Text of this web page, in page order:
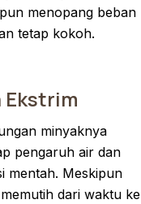
menopang beban
tetap kokoh.
Ekstrim
minyaknya
pengaruh air dan
mentah. Meskipun
dari waktu ke